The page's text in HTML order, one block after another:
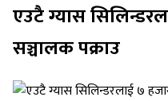
एउटै ग्यास
सञ्चालक पक्राउ